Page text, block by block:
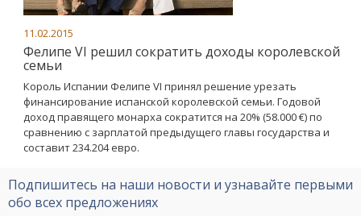
11.02.2015
Фелипе VI решил сократить доходы королевской
семьи
Король Испании Фелипе VI принял решение урезать
финансирование испанской королевской семьи. Годовой
доход правящего монарха сократится на 20% (58.000 €) по
сравнению с зарплатой предыдущего главы государства и
составит 234.204 евро.
Подпишитесь на наши новости и узнавайте первыми
обо всех предложениях